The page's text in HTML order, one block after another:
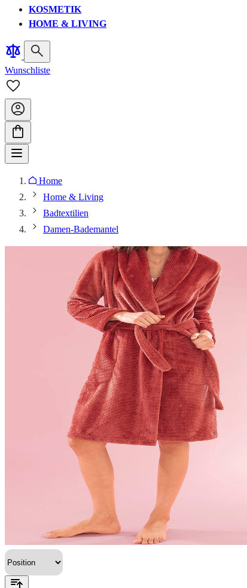
KOSMETIK
HOME & LIVING
Wunschliste
Home
Home & Living
Badtextilien
Damen-Bademantel